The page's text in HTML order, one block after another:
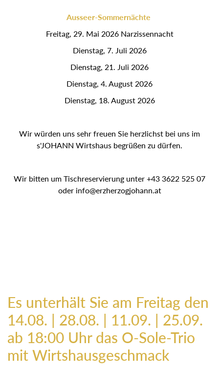
Ausseer-Sommernächte
Freitag, 29. Mai 2026 Narzissennacht
Dienstag, 7. Juli 2026
Dienstag, 21. Juli 2026
Dienstag, 4. August 2026
Dienstag, 18. August 2026
Wir würden uns sehr freuen Sie herzlichst bei uns im
s'JOHANN Wirtshaus begrüßen zu dürfen.
Wir bitten um Tischreservierung unter +43 3622 525 07
oder info@erzherzogjohann.at
Es unterhält Sie am Freitag den
14.08. | 28.08. | 11.09. | 25.09.
ab 18:00 Uhr das O-Sole-Trio
mit Wirtshausgeschmack